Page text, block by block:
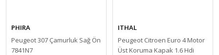
PHIRA
Peugeot 307 Çamurluk Sağ Ön
7841N7
ITHAL
Peugeot Citroen Euro 4 Motor
Üst Koruma Kapak 1.6 Hdi